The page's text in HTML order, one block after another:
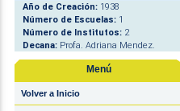
Año de Creación: 1938
Número de Escuelas: 1
Número de Institutos: 2
Decana: Profa. Adriana Mendez.
Menú
Volver a Inicio